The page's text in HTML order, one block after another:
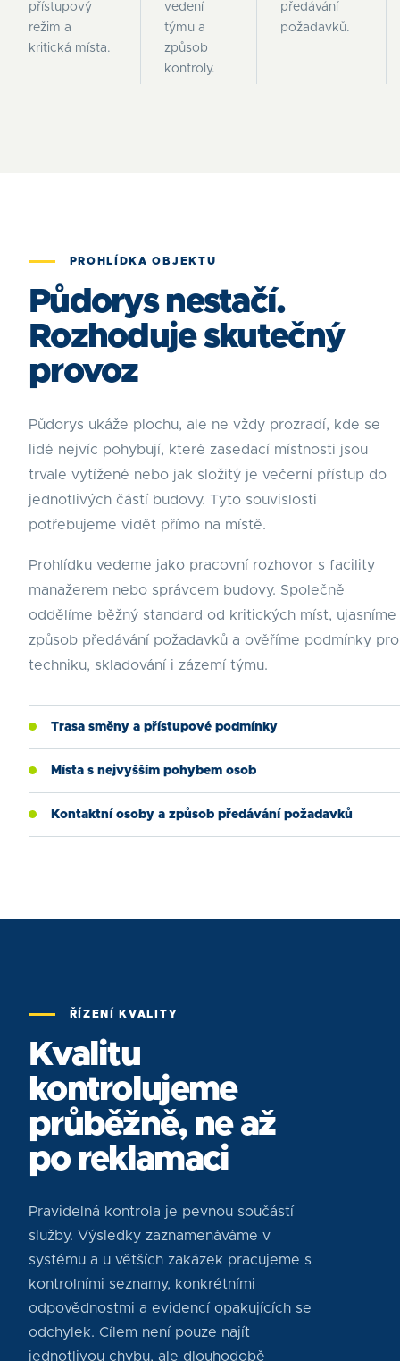
přístupový
režim a
kritická místa.
vedení
týmu a
způsob
kontroly.
předávání
požadavků.
PROHLÍDKA OBJEKTU
Půdorys nestačí.
Rozhoduje skutečný
provoz
Půdorys ukáže plochu, ale ne vždy prozradí, kde se
lidé nejvíc pohybují, které zasedací místnosti jsou
trvale vytížené nebo jak složitý je večerní přístup do
jednotlivých částí budovy. Tyto souvislosti
potřebujeme vidět přímo na místě.
Prohlídku vedeme jako pracovní rozhovor s facility
manažerem nebo správcem budovy. Společně
oddělíme běžný standard od kritických míst, ujasníme
způsob předávání požadavků a ověříme podmínky pro
techniku, skladování i zázemí týmu.
Trasa směny a přístupové podmínky
Místa s nejvyšším pohybem osob
Kontaktní osoby a způsob předávání požadavků
ŘÍZENÍ KVALITY
Kvalitu
kontrolujeme
průběžně, ne až
po reklamaci
Pravidelná kontrola je pevnou součástí
služby. Výsledky zaznamenáváme v
systému a u větších zakázek pracujeme s
kontrolními seznamy, konkrétními
odpovědnostmi a evidencí opakujících se
odchylek. Cílem není pouze najít
jednotlivou chybu, ale dlouhodobě